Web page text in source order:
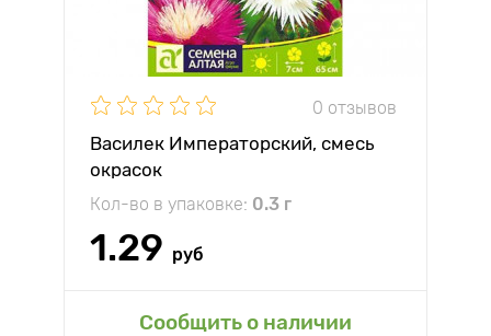
0 отзывов
Василек Императорский, смесь
окрасок
Кол-во в упаковке: 0.3 г
1.29 руб
Сообщить о наличии